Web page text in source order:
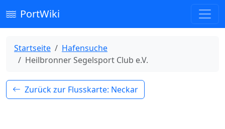
PortWiki
Startseite
Hafensuche
Heilbronner Segelsport Club e.V.
Zurück zur Flusskarte: Neckar